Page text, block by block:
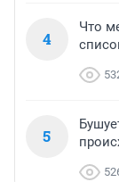
4
Что
5